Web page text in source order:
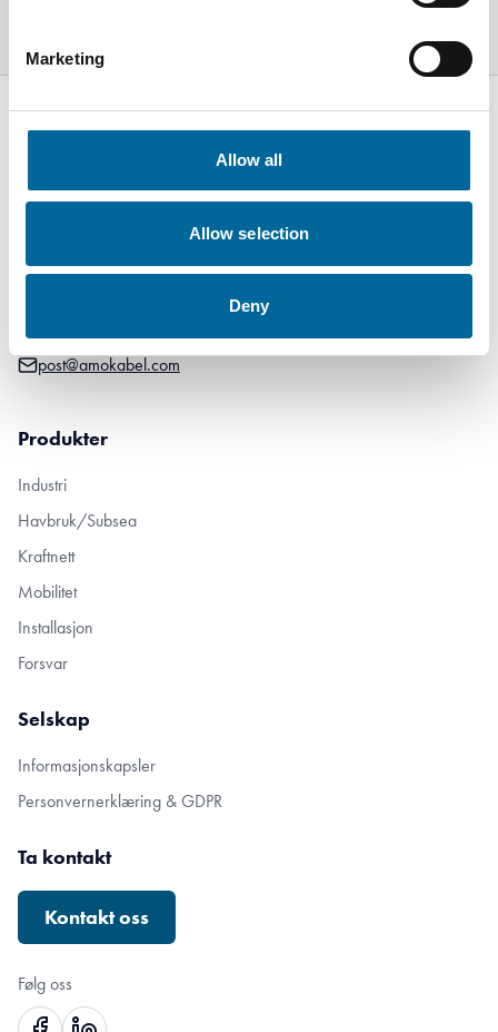
Marketing
Allow all
Allow selection
Deny
Amokabel Norway AS
Norway
post@amokabel.com
Produkter
Industri
Havbruk/Subsea
Kraftnett
Mobilitet
Installasjon
Forsvar
Selskap
Informasjonskapsler
Personvernerklæring & GDPR
Ta kontakt
Kontakt oss
Følg oss